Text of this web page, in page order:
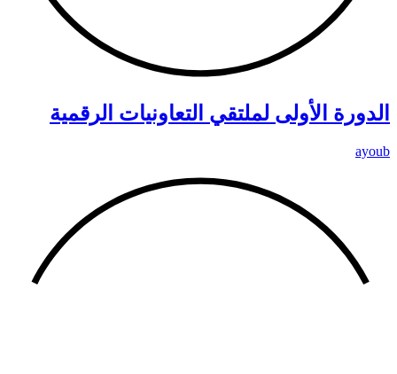
الدورة الأولى لملتقي التعاونيات الرقمية
ayoub